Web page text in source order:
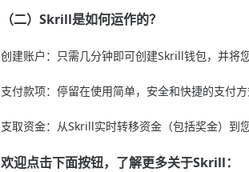
（二）Skrill是如何运作的？
创建账户：只需几分钟即可创建Skrill钱包，并将
支付款项：停留在使用简单，安全和快捷的支付
支取资金：从Skrill实时转移资金（包括奖金）到
欢迎点击下面按钮，了解更多关于Skrill：